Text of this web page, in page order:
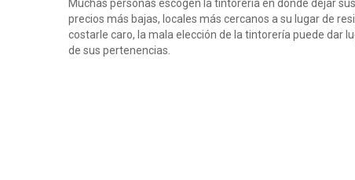
Muchas personas escogen la tintoreria en donde dejar
precios más bajas, locales más cercanos a su lugar de
costarle caro, la mala elección de la tintorería puede dar
de sus pertenencias.